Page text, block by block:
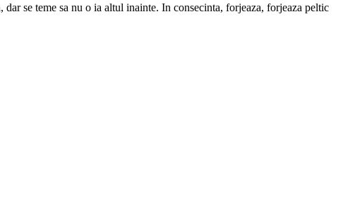
se teme sa nu o ia altul inainte. In consecinta, forjeaza, forjeaza peltic